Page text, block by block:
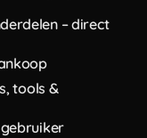
– direct
tools &